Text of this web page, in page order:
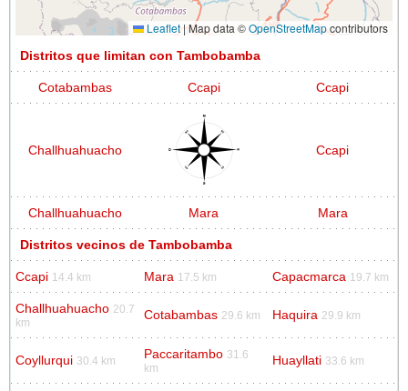
Leaflet |Map data ©OpenStreetMapcontributors
Distritos que limitan con Tambobamba
Cotabambas Ccapi Ccapi
Challhuahuacho Ccapi
Challhuahuacho Mara Mara
Distritos vecinos de Tambobamba
Ccapi 14.4 km Mara 17.5 km Capacmarca 19.7 km
Challhuahuacho 20.7
km
Cotabambas 29.6 km Haquira 29.9 km
Coyllurqui 30.4 km Paccaritambo 31.6
km
Huayllati 33.6 km